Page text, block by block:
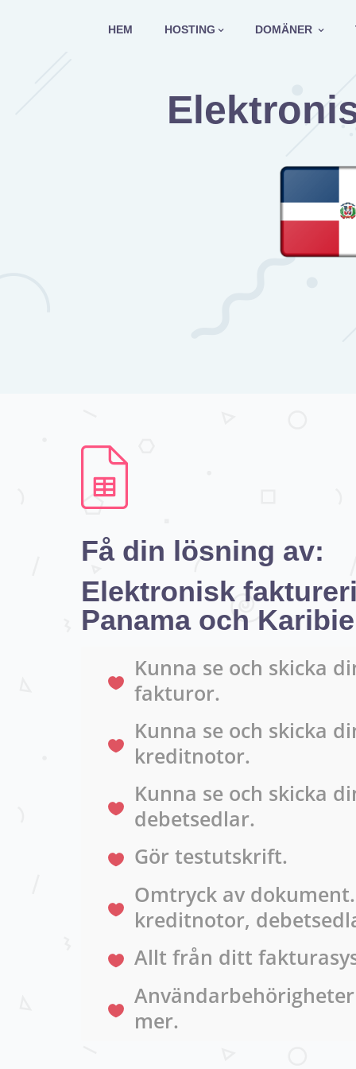
HEM HOSTING DOMÄNER
Få din lösning av:
Elektronisk
Panama och
Kunna se och skicka
fakturor.
Kunna se och skicka
kreditnotor.
Kunna se och skicka
debetsedlar.
Gör testutskrift.
Omtryck av
kreditnotor,
Allt från ditt
mer.